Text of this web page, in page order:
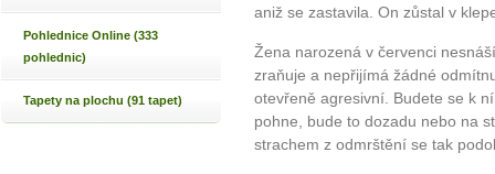
Pohlednice Online (333
pohlednic)
Tapety na plochu (91 tapet)
aniž se zastavila. On zůstal v
Žena narozená v červenci
zraňuje a nepřijímá žádné
otevřeně agresivní. Budete se k
pohne, bude to dozadu nebo na
strachem z odmrštění se tak